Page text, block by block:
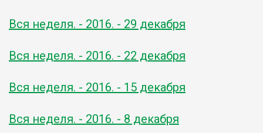
Вся неделя. - 2016. - 29 декабря
Вся неделя. - 2016. - 22 декабря
Вся неделя. - 2016. - 15 декабря
Вся неделя. - 2016. - 8 декабря